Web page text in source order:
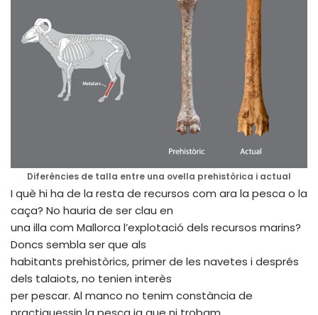
Diferències de talla entre una ovella prehistòrica i actual
I què hi ha de la resta de recursos com ara la pesca o la
caça? No hauria de ser clau en
una illa com Mallorca l’explotació dels recursos marins?
Doncs sembla ser que als
habitants prehistòrics, primer de les navetes i després
dels talaiots, no tenien interès
per pescar. Al manco no tenim constància de